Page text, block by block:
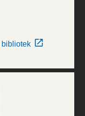
bibliotek